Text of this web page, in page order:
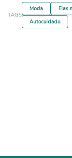
TAGS
Moda Elas
Autocuidado